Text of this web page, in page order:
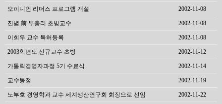
오피니언 리더스 프로그램 개설 2002-11-08
진념 前 부총리 초빙교수 2002-11-08
이희우 교수 특허등록 2002-11-08
2003학년도 신규교수 초빙 2002-11-12
가톨릭경영자과정 5기 수료식 2002-11-14
교수동정 2002-11-19
노부호 경영학과 교수 세계생산연구회 회장으로 선임 2002-11-22